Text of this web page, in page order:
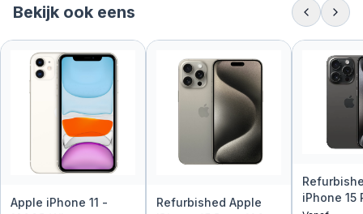
Bekijk ook eens
Apple iPhone 11 -
Refurbished Apple
iPhone 15